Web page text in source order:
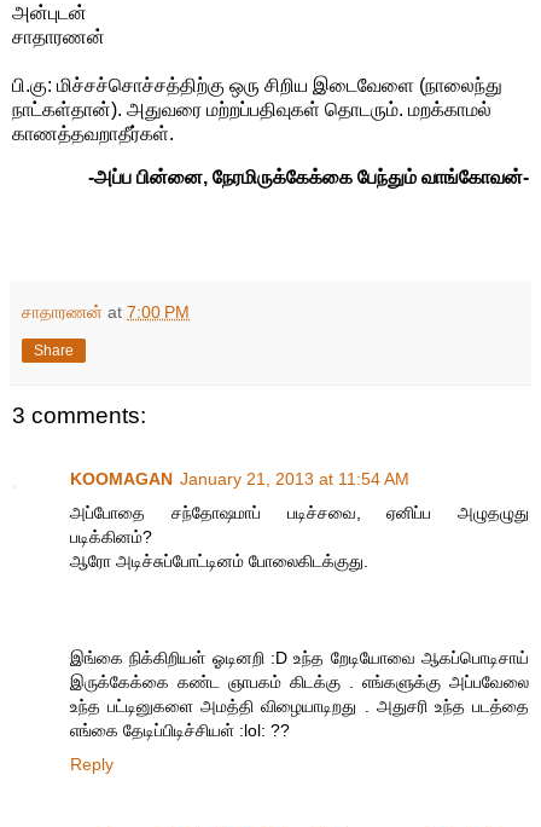
அன்புடன்
சாதாரணன்
பி.கு: மிச்சச்சொச்சத்திற்கு ஒரு சிறிய இடைவேளை (நாலைந்து
நாட்கள்தான்). அதுவரை மற்றப்பதிவுகள் தொடரும். மறக்காமல்
காணத்தவறாதீர்கள்.
-அப்ப பின்னை, நேரமிருக்கேக்கை பேந்தும் வாங்கோவன்-
சாதாரணன் at 7:00 PM
Share
3 comments:
KOOMAGAN January 21, 2013 at 11:54 AM
அப்போதை சந்தோஷமாப் படிச்சவை, ஏனிப்ப அழுதழுது
படிக்கினம்?
ஆரோ அடிச்சுப்போட்டினம் போலைகிடக்குது.
இங்கை நிக்கிறியள் ஓடினறி :D உந்த றேடியோவை ஆகப்பொடிசாய்
இருக்கேக்கை கண்ட ஞாபகம் கிடக்கு . எங்களுக்கு அப்பவேலை
உந்த பட்டினுகளை அமத்தி விழையாடிறது . அதுசரி உந்த படத்தை
எங்கை தேடிப்பிடிச்சியள் :lol: ??
Reply